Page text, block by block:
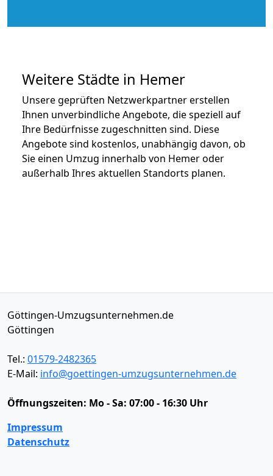
Weitere Städte in Hemer
Unsere geprüften Netzwerkpartner erstellen
Ihnen unverbindliche Angebote, die speziell auf
Ihre Bedürfnisse zugeschnitten sind. Diese
Angebote sind kostenlos, unabhängig davon, ob
Sie einen Umzug innerhalb von Hemer oder
außerhalb Ihres aktuellen Standorts planen.
Göttingen-Umzugsunternehmen.de
Göttingen
Tel.: 01579-2482365
E-Mail: info@goettingen-umzugsunternehmen.de
Öffnungszeiten: Mo - Sa: 07:00 - 16:30 Uhr
Impressum
Datenschutz